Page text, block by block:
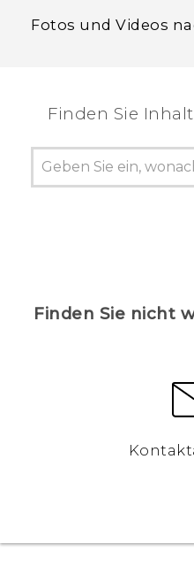
Fotos und Videos
Finden Sie
Finden Sie nicht